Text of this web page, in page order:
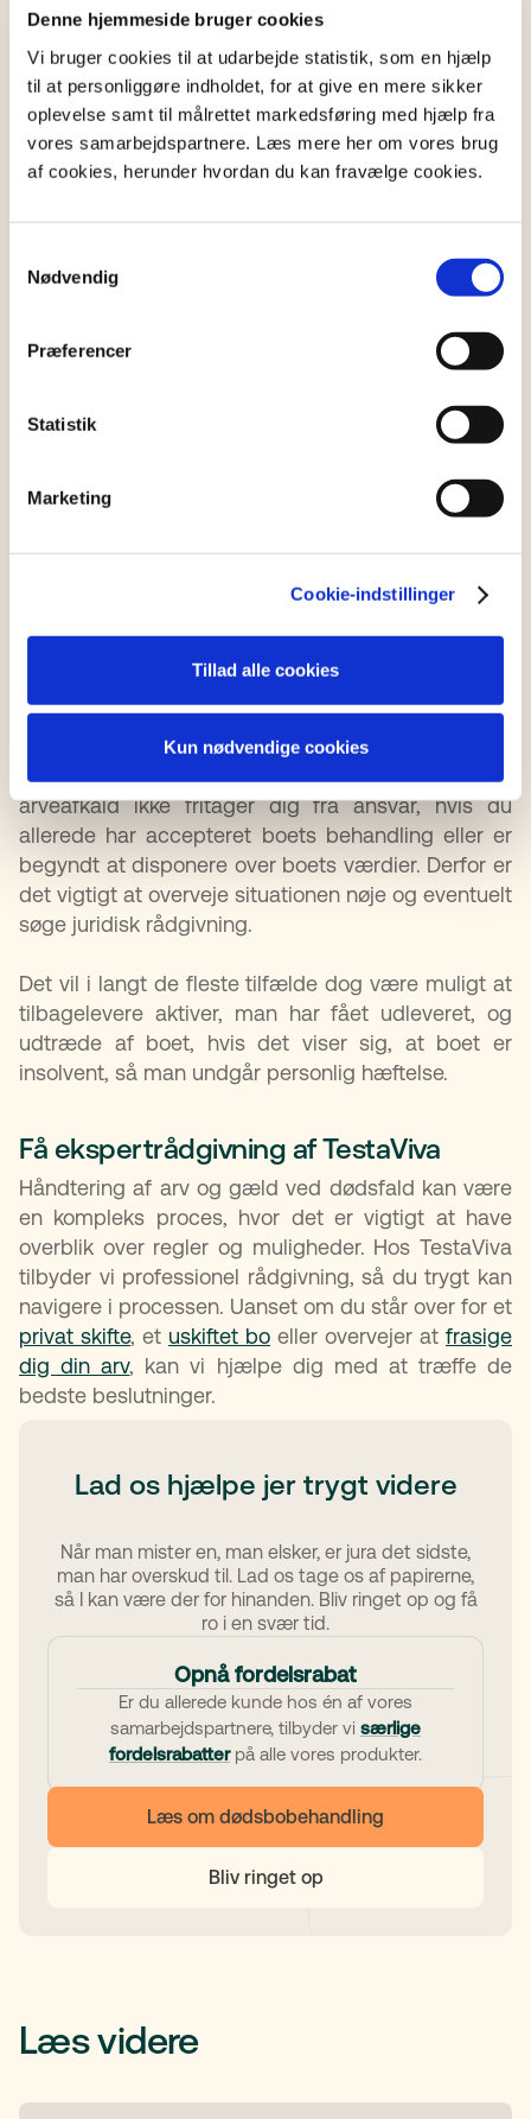
Denne hjemmeside bruger cookies
Vi bruger cookies til at udarbejde statistik, som en hjælp
til at personliggøre indholdet, for at give en mere sikker
oplevelse samt til målrettet markedsføring med hjælp fra
vores samarbejdspartnere. Læs mere her om vores brug
af cookies, herunder hvordan du kan fravælge cookies.
Nødvendig
Præferencer
Statistik
Marketing
Cookie-indstillinger
Tillad alle cookies
Kun nødvendige cookies
økonomisk overblik og søge rådgivning, inden du
Gæld og formuefællesskab
Hvis afdøde og den efterlevende ægtefælle har
haftformuefællesskab, kan gælden også have
personlig.
Fælles gæld skal afvikles som en del af dødsboet,
mens personlig gæld kun påvirker afdødes formue.
at behandle boet, hvis afddøe efterlader sig stor
gæld. Så arvingen ikke risikere at hæfte personligt.
at blive involveret i behandlingen af dødsboet eller
efterlade. Det kaldes at give
afkald på arv
frister, der gælder for behandlingen af boet.
Det er dog vigtigt at være opmærksom på, at et
arveafkald ikke fritager dig fra ansvar, hvis du
allerede har accepteret boets behandling eller er
begyndt at disponere over boets værdier. Derfor er
det vigtigt at overveje situationen nøje og eventuelt
søge juridisk rådgivning.
Det vil i langt de fleste tilfælde dog være muligt at
tilbagelevere aktiver, man har fået udleveret, og
udtræde af boet, hvis det viser sig, at boet er
insolvent, så man undgår personlig hæftelse.
Få ekspertrådgivning af TestaViva
Håndtering af arv og gæld ved dødsfald kan være
en kompleks proces, hvor det er vigtigt at have
overblik over regler og muligheder. Hos TestaViva
tilbyder vi professionel rådgivning, så du trygt kan
navigere i processen. Uanset om du står over for et
privat skifte, et uskiftet bo eller overvejer at frasige
dig din arv, kan vi hjælpe dig med at træffe de
bedste beslutninger.
Lad os hjælpe jer trygt videre
Når man mister en, man elsker, er jura det sidste,
man har overskud til. Lad os tage os af papirerne,
så I kan være der for hinanden. Bliv ringet op og få
ro i en svær tid.
Opnå fordelsrabat
Er du allerede kunde hos én af vores
samarbejdspartnere, tilbyder vi særlige
fordelsrabatterpå alle vores produkter.
Læs om dødsbobehandling
Bliv ringet op
Læs videre